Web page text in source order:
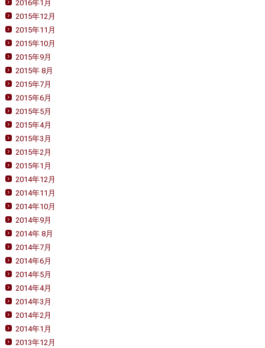
2016年1月
2015年12月
2015年11月
2015年10月
2015年9月
2015年 8月
2015年7月
2015年6月
2015年5月
2015年4月
2015年3月
2015年2月
2015年1月
2014年12月
2014年11月
2014年10月
2014年9月
2014年 8月
2014年7月
2014年6月
2014年5月
2014年4月
2014年3月
2014年2月
2014年1月
2013年12月